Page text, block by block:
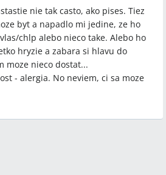
nie tak casto, ako pises. Tiez
byt a napadlo mi jedine, ze ho
chlp alebo nieco take. Alebo ho
hryzie a zabara si hlavu do
moze nieco dostat...
- alergia. No neviem, ci sa moze